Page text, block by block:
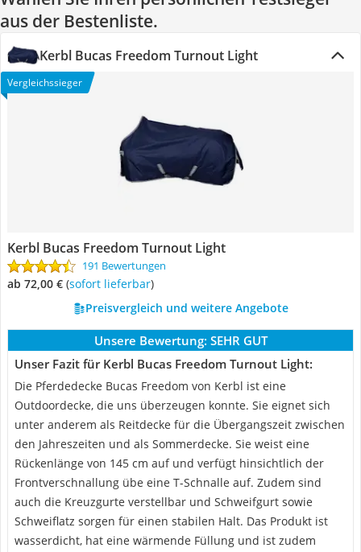
aus der Bestenliste.
Kerbl Bucas Freedom Turnout Light
Vergleichssieger
Kerbl Bucas Freedom Turnout Light
191 Bewertungen
ab 72,00 € ( Sofort lieferbar)
Preisvergleich und weitere Angebote
Unsere Bewertung: SEHR GUT
Unser Fazit für Kerbl Bucas Freedom Turnout Light:
Die Pferdedecke Bucas Freedom von Kerbl ist eine
Outdoordecke, die uns überzeugen konnte. Sie eignet sich
unter anderem als Reitdecke für die Übergangszeit zwischen
den Jahreszeiten und als Sommerdecke. Sie weist eine
Rückenlänge von 145 cm auf und verfügt hinsichtlich der
Frontverschnallung übe eine T-Schnalle auf. Zudem sind
auch die Kreuzgurte verstellbar und Schweifgurt sowie
Schweiflatz sorgen für einen stabilen Halt. Das Produkt ist
wasserdicht, hat eine wärmende Füllung und ist zudem